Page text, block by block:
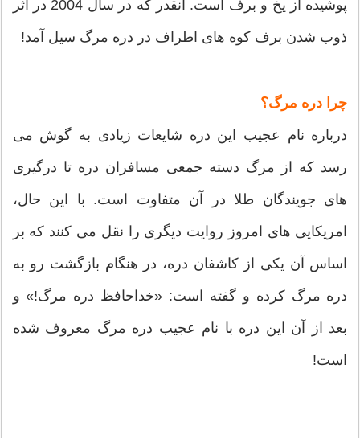
پوشیده از یخ و برف است. آنقدر که در سال 2004 در اثر
ذوب شدن برف کوه های اطراف در دره مرگ سیل آمد!
چرا دره مرگ؟
درباره نام عجیب این دره شایعات زیادی به گوش می
رسد که از مرگ دسته جمعی مسافران دره تا درگیری
های جویندگان طلا در آن متفاوت است. با این حال،
امریکایی های امروز روایت دیگری را نقل می کنند که بر
اساس آن یکی از کاشفان دره، در هنگام بازگشت رو به
دره مرگ کرده و گفته است: «خداحافظ دره مرگ!» و
بعد از آن این دره با نام عجیب دره مرگ معروف شده
است!